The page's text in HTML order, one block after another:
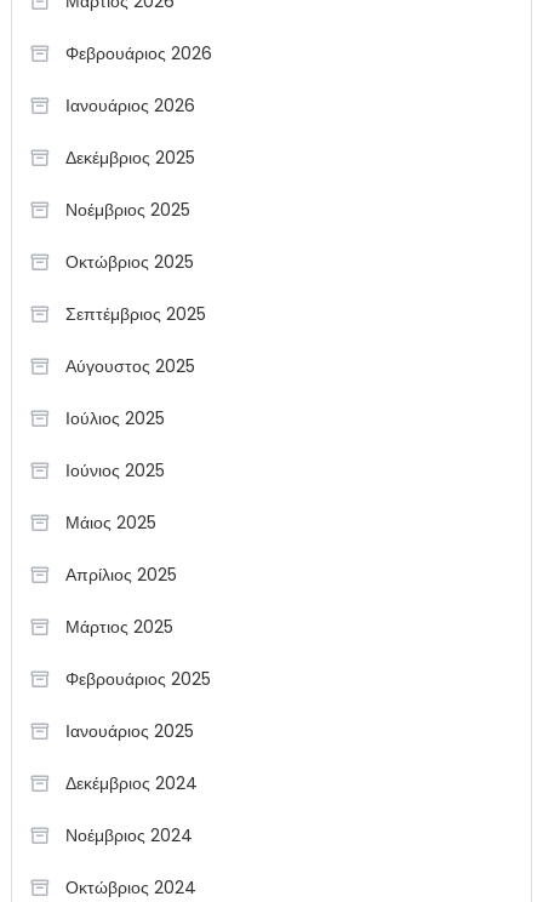
Φεβρουάριος 2026
Ιανουάριος 2026
Δεκέμβριος 2025
Νοέμβριος 2025
Οκτώβριος 2025
Σεπτέμβριος 2025
Αύγουστος 2025
Ιούλιος 2025
Ιούνιος 2025
Μάιος 2025
Απρίλιος 2025
Μάρτιος 2025
Φεβρουάριος 2025
Ιανουάριος 2025
Δεκέμβριος 2024
Νοέμβριος 2024
Οκτώβριος 2024